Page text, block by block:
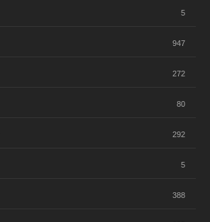
5
947
272
80
292
5
388